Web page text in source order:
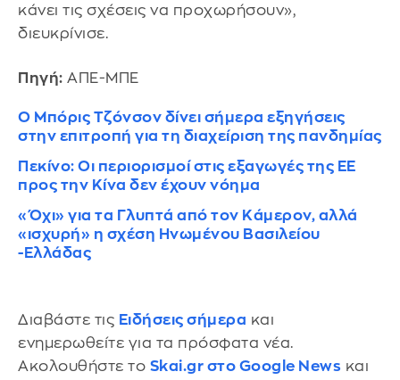
κάνει τις σχέσεις να προχωρήσουν»,
διευκρίνισε.
Πηγή: ΑΠΕ-ΜΠΕ
Ο Μπόρις Τζόνσον δίνει σήμερα εξηγήσεις
στην επιτροπή για τη διαχείριση της πανδημίας
Πεκίνο: Οι περιορισμοί στις εξαγωγές της ΕΕ
προς την Κίνα δεν έχουν νόημα
«Όχι» για τα Γλυπτά από τον Κάμερον, αλλά
«ισχυρή» η σχέση Ηνωμένου Βασιλείου
-Ελλάδας
Διαβάστε τις Ειδήσεις σήμερα και
ενημερωθείτε για τα πρόσφατα νέα.
Ακολουθήστε το Skai.gr στο Google News και